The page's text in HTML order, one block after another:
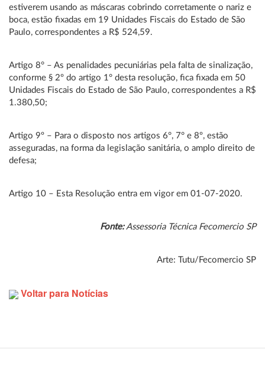
estiverem usando as máscaras cobrindo corretamente o nariz e
boca, estão fixadas em 19 Unidades Fiscais do Estado de São
Paulo, correspondentes a R$ 524,59.
Artigo 8° – As penalidades pecuniárias pela falta de sinalização,
conforme § 2º do artigo 1° desta resolução, fica fixada em 50
Unidades Fiscais do Estado de São Paulo, correspondentes a R$
1.380,50;
Artigo 9º – Para o disposto nos artigos 6°, 7° e 8º, estão
asseguradas, na forma da legislação sanitária, o amplo direito de
defesa;
Artigo 10 – Esta Resolução entra em vigor em 01-07-2020.
Fonte:Assessoria Técnica Fecomercio SP
Arte: Tutu/Fecomercio SP
Voltar para Notícias